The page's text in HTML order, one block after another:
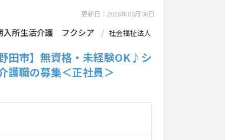
更新日：2026年05月08日
入所生活介護 フクシア
社会福祉法人
田市】無資格・未経験OK♪シ
護職の募集＜正社員＞